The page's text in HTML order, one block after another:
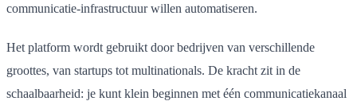
communicatie-infrastructuur willen automatiseren.
Het platform wordt gebruikt door bedrijven van verschillende
groottes, van startups tot multinationals. De kracht zit in de
schaalbaarheid: je kunt klein beginnen met één communicatiekanaal